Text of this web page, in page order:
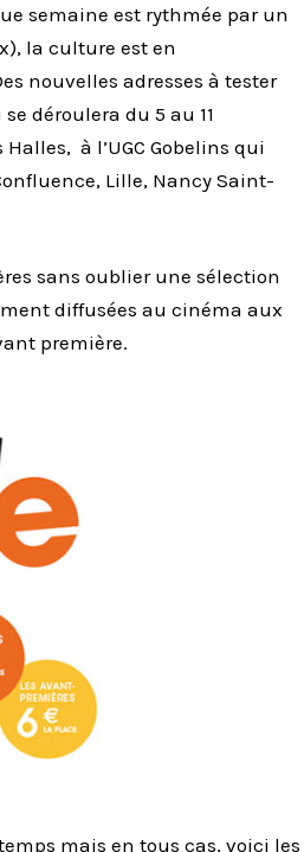
semaine est rythmée par un
la culture est en
nouvelles adresses à tester
déroulera du 5 au 11
à l’UGC Gobelins qui
Lille, Nancy Saint-
sans oublier une sélection
diffusées au cinéma aux
première.
mais en tous cas, voici les